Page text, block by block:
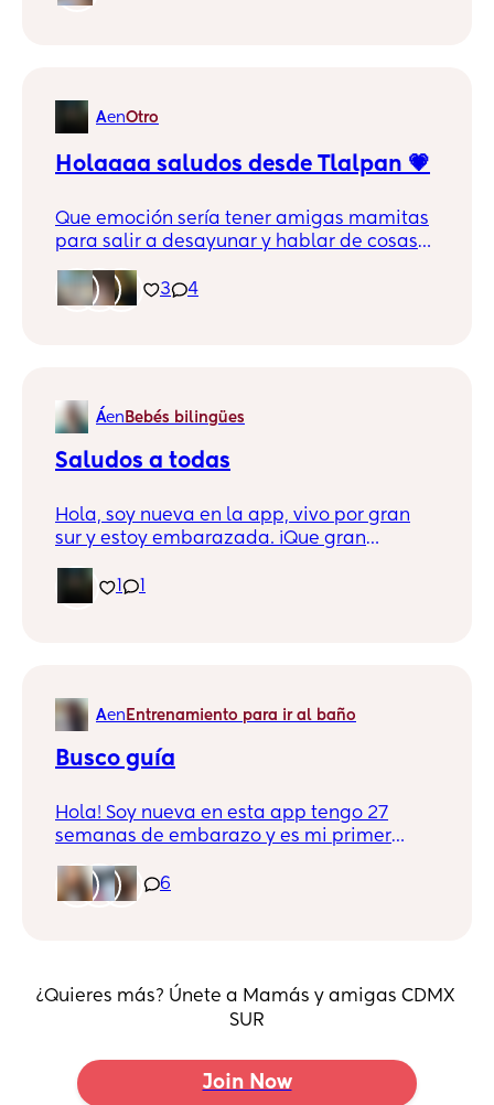
si conocen alguno donde tengan un
que son muy frágiles. Cualquier
información es bienvenida, gracias ☺️
AenOtro
Holaaaa saludos desde Tlalpan 💗
Que emoción sería tener amigas mamitas
para salir a desayunar y hablar de cosas
3
4
Áen Bebés bilingües
Saludos a todas
Hola, soy nueva en la app, vivo por gran
sur y estoy embarazada. ¡Que gran
mamis en el sur! ☺️ Espero leerlas por acá y
llegar a conocerlas muy pronto.
1 1
Aen Entrenamiento para ir al baño
Busco guía
Hola! Soy nueva en esta app tengo 27
semanas de embarazo y es mi primer
que ya debería estar preparada, alguien
tiene una especie de lista de que tiene que
agradeceré mucho lo que puedan
compartir, mil gracias!
6
¿Quieres más? Únete a Mamás y amigas CDMX
SUR
Join Now